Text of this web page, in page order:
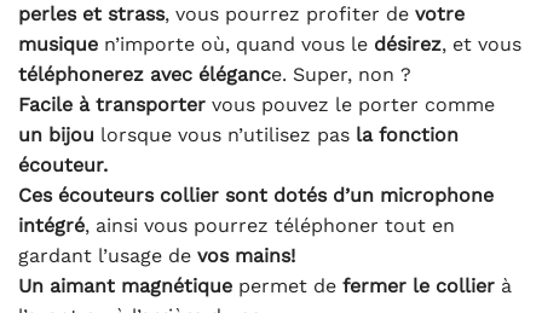
perles et strass, vous pourrez profiter de votre
musique n’importe où, quand vous le désirez, et vous
téléphonerez avec élégance. Super, non ?
Facile à transporter vous pouvez le porter comme
un bijou lorsque vous n’utilisez pas la fonction
écouteur.
Ces écouteurs collier sont dotés d’un microphone
intégré, ainsi vous pourrez téléphoner tout en
gardant l’usage de vos mains!
Un aimant magnétique permet de fermer le collier à